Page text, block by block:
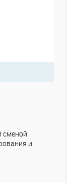
сменой
и